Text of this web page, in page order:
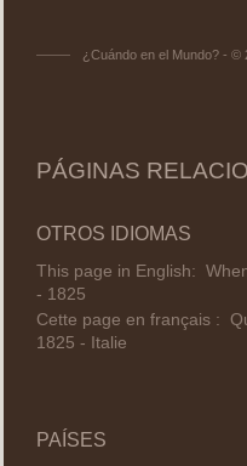
¿Cuándo en el Mundo? - ©
PÁGINAS
OTROS IDIOMAS
This page in English:
- 1825
Cette page en français :
1825 - Italie
PAÍSES